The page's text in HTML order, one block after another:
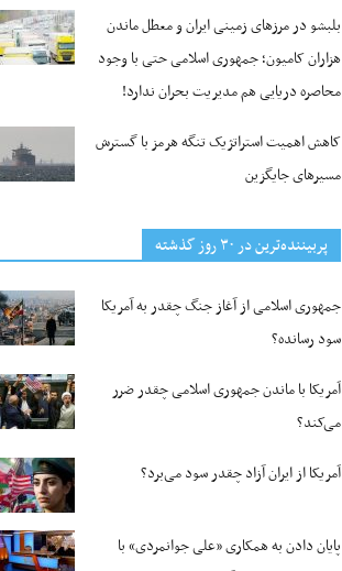
بلبشو در مرزهای زمینی ایران و معطل ماندن
هزاران کامیون؛ جمهوری اسلامی حتی با وجود
محاصره دریایی هم مدیریت بحران ندارد!
کاهش اهمیت استراتژیک تنگه‌ هرمز با گسترش
مسیرهای جایگزین
پربیننده‌ترین‌ در ۳۰ روز گذشته
جمهوری اسلامی از آغاز جنگ چقدر به آمریکا
سود رسانده؟
آمریکا با ماندن جمهوری اسلامی چقدر ضرر
می‌کند؟
آمریکا از ایران آزاد چقدر سود می‌برد؟
پایان دادن به همکاری «علی جوانمردی» با